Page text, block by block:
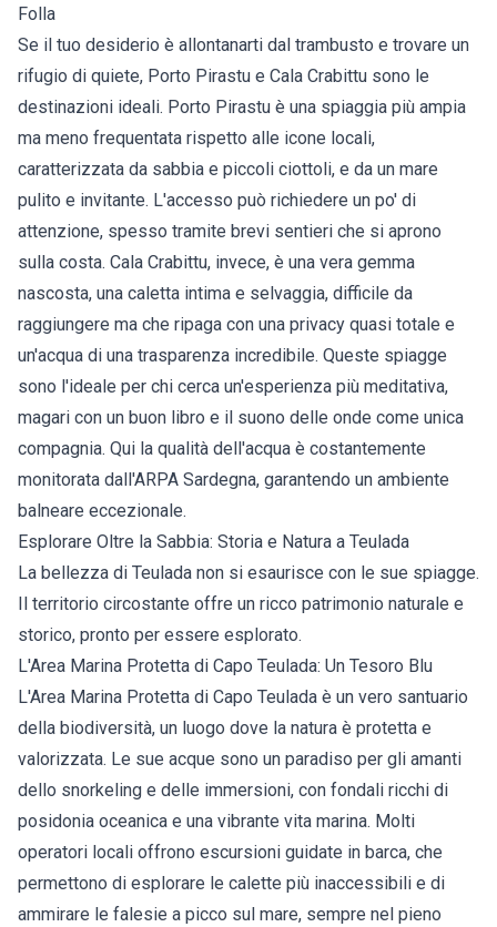
Folla
Se il tuo desiderio è allontanarti dal trambusto e trovare un
rifugio di quiete, Porto Pirastu e Cala Crabittu sono le
destinazioni ideali. Porto Pirastu è una spiaggia più ampia
ma meno frequentata rispetto alle icone locali,
caratterizzata da sabbia e piccoli ciottoli, e da un mare
pulito e invitante. L'accesso può richiedere un po' di
attenzione, spesso tramite brevi sentieri che si aprono
sulla costa. Cala Crabittu, invece, è una vera gemma
nascosta, una caletta intima e selvaggia, difficile da
raggiungere ma che ripaga con una privacy quasi totale e
un'acqua di una trasparenza incredibile. Queste spiagge
sono l'ideale per chi cerca un'esperienza più meditativa,
magari con un buon libro e il suono delle onde come unica
compagnia. Qui la qualità dell'acqua è costantemente
monitorata dall'ARPA Sardegna, garantendo un ambiente
balneare eccezionale.
Esplorare Oltre la Sabbia: Storia e Natura a Teulada
La bellezza di Teulada non si esaurisce con le sue spiagge.
Il territorio circostante offre un ricco patrimonio naturale e
storico, pronto per essere esplorato.
L'Area Marina Protetta di Capo Teulada: Un Tesoro Blu
L'Area Marina Protetta di Capo Teulada è un vero santuario
della biodiversità, un luogo dove la natura è protetta e
valorizzata. Le sue acque sono un paradiso per gli amanti
dello snorkeling e delle immersioni, con fondali ricchi di
posidonia oceanica e una vibrante vita marina. Molti
operatori locali offrono escursioni guidate in barca, che
permettono di esplorare le calette più inaccessibili e di
ammirare le falesie a picco sul mare, sempre nel pieno